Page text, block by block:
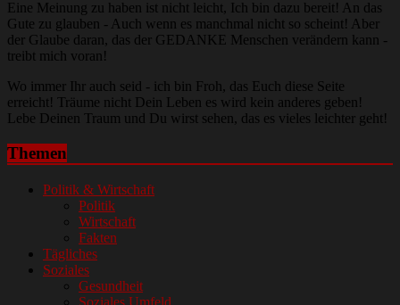
Eine Meinung zu haben ist nicht leicht, Ich bin dazu bereit! An das
Gute zu glauben - Auch wenn es manchmal nicht so scheint! Aber
der Glaube daran, das der GEDANKE Menschen verändern kann -
treibt mich voran!
Wo immer Ihr auch seid - ich bin Froh, das Euch diese Seite
erreicht! Träume nicht Dein Leben es wird kein anderes geben!
Lebe Deinen Traum und Du wirst sehen, das es vieles leichter geht!
Themen
Politik & Wirtschaft
Politik
Wirtschaft
Fakten
Tägliches
Soziales
Gesundheit
Soziales Umfeld